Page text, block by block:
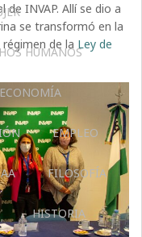
HUMANOS
ECONOMÍA
EMPLEO
FILOSOFÍA
HISTORIA
INVAP. Allí se dio a
se transformó en la
de la Ley de